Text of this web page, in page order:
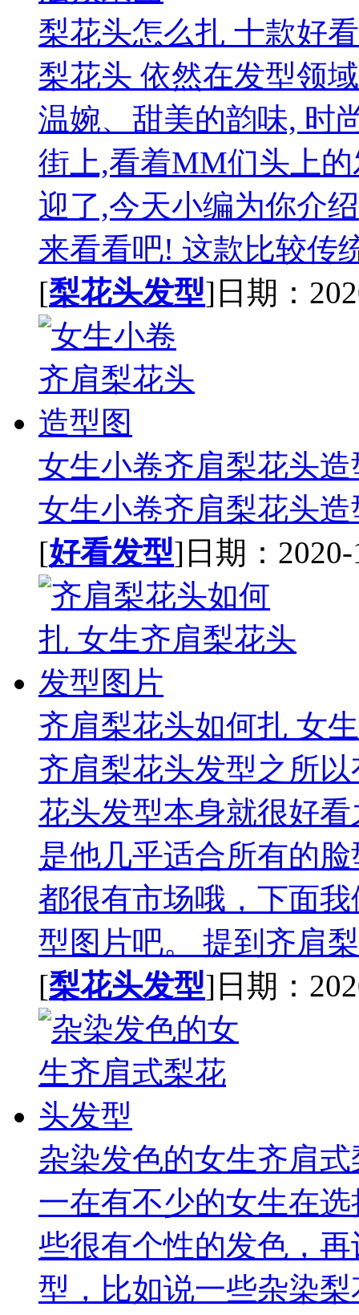
梨花头怎么扎 十款好
梨花头 依然在发型领
温婉、甜美的韵味, 时
街上,看着MM们头上
迎了,今天小编为你介
来看看吧! 这款比较传
[梨花头发型]日期：
女生小卷齐肩梨花头造
女生小卷齐肩梨花头造
[好看发型]日期：2020-
齐肩梨花头如何扎 女
齐肩梨花头发型之所
花头发型本身就很好
是他几乎适合所有的
都很有市场哦，下面
型图片吧。 提到齐肩
[梨花头发型]日期：
杂染发色的女生齐肩
一在有不少的女生在
些很有个性的发色，
型，比如说一些杂染